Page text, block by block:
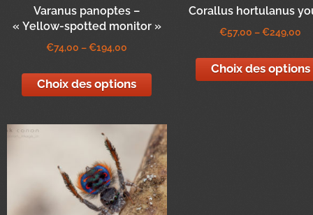
Varanus panoptes –
« Yellow-spotted monitor »
€74,00 –€194,00
Choix des options
Corallus hortulanus
€57,00 –€249,00
Choix des options